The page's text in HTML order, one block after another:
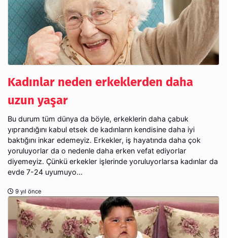
Kadınlar neden erkeklerden daha
uzun yaşar
Bu durum tüm dünya da böyle, erkeklerin daha çabuk
yıprandığını kabul etsek de kadınların kendisine daha iyi
baktığını inkar edemeyiz. Erkekler, iş hayatında daha çok
yoruluyorlar da o nedenle daha erken vefat ediyorlar
diyemeyiz. Çünkü erkekler işlerinde yoruluyorlarsa kadınlar da
evde 7-24 uyumuyo...
9 yıl önce